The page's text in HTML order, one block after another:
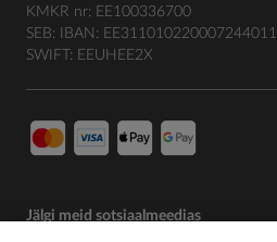
KMKR nr: EE100336700
SEB: IBAN: EE311010220007244011
SWIFT: EEUHEE2X
Jälgi meid sotsiaalmeedias